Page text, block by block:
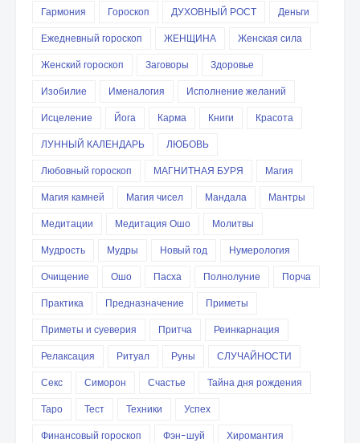
Гармония
Гороскоп ДУХОВНЫЙ РОСТ
Деньги
Ежедневный гороскоп
ЖЕНЩИНА
Женская сила
Женский гороскоп
Заговоры
Здоровье
Изобилие
Именалогия
Исполнение желаний
Исцеление
Йога Карма Книги
Красота
ЛУННЫЙ КАЛЕНДАРЬ
ЛЮБОВЬ
Любовный гороскоп
МАГНИТНАЯ БУРЯ
Магия
Магия камней
Магия чисел Мандала
Мантры
Медитации
Медитация Ошо
Молитвы
Мудрость
Мудры Новый год
Нумерология
Очищение
Ошо Пасха Полнолуние
Порча
Практика
Предназначение
Приметы
Приметы и суеверия
Притча
Реинкарнация
Релаксация
Ритуал Руны
СЛУЧАЙНОСТИ
Секс
Симорон Счастье
Тайна дня рождения
Таро
Тест Техники
Успех
Финансовый гороскоп
Фэн-шуй
Хиромантия